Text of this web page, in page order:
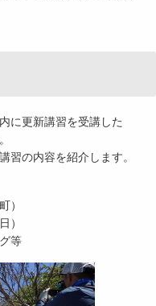
に更新講習を受講した
の内容を紹介します。
）
）
等